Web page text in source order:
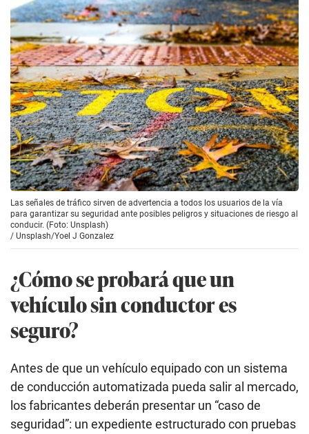
Las señales de tráfico sirven de advertencia a todos los usuarios de la vía
para garantizar su seguridad ante posibles peligros y situaciones de riesgo al
conducir. (Foto: Unsplash)
/ Unsplash/Yoel J Gonzalez
¿Cómo se probará que un
vehículo sin conductor es
seguro?
Antes de que un vehículo equipado con un sistema
de conducción automatizada pueda salir al mercado,
los fabricantes deberán presentar un “caso de
seguridad”: un expediente estructurado con pruebas